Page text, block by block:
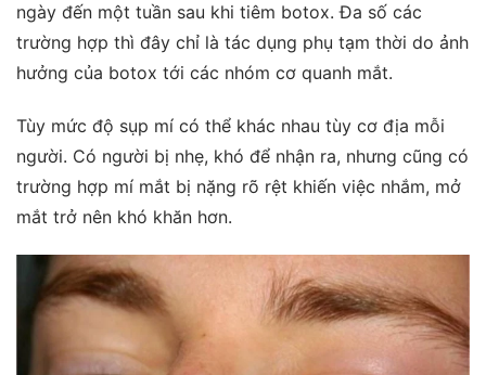
ngày đến một tuần sau khi tiêm botox. Đa số các
trường hợp thì đây chỉ là tác dụng phụ tạm thời do ảnh
hưởng của botox tới các nhóm cơ quanh mắt.
Tùy mức độ sụp mí có thể khác nhau tùy cơ địa mỗi
người. Có người bị nhẹ, khó để nhận ra, nhưng cũng có
trường hợp mí mắt bị nặng rõ rệt khiến việc nhắm, mở
mắt trở nên khó khăn hơn.